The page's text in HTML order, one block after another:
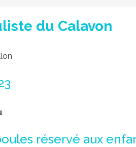
du Calavon
réservé aux